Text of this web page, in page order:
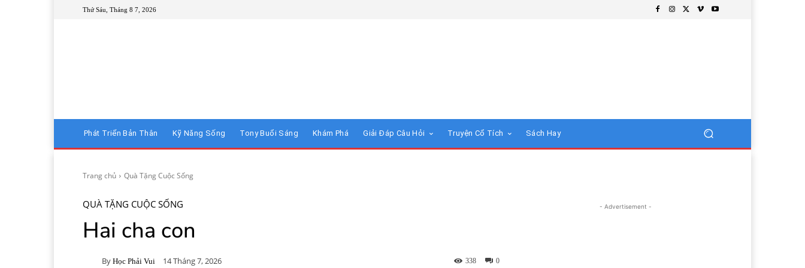
Thứ Sáu, Tháng 8 7, 2026
Phát Triển Bản Thân Kỹ Năng Sống Tony Buổi Sáng Khám Phá Giải Đáp Câu Hỏi Truyện Cổ Tích Sách Hay
Trang chủ Quà Tặng Cuộc Sống
QUÀ TẶNG CUỘC SỐNG
Hai cha con
By Học Phải Vui 14 Tháng 7, 2026 0
338
- Advertisement -